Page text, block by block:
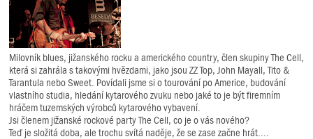
Milovník blues, jižanského rocku a amerického country, člen skupiny The Cell,
která si zahrála s takovými hvězdami, jako jsou ZZ Top, John Mayall, Tito &
Tarantula nebo Sweet. Povídali jsme si o tourování po Americe, budování
vlastního studia, hledání kytarového zvuku nebo jaké to je být firemním
hráčem tuzemských výrobců kytarového vybavení.
Jsi členem jižanské rockové party The Cell, co je o vás nového?
Teď je složitá doba, ale trochu svítá naděje, že se zase začne hrát....